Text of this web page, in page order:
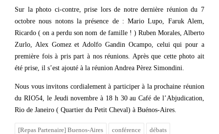
Sur la photo ci-contre, prise lors de notre dernière réunion du 7
octobre nous notons la présence de : Mario Lupo, Faruk Alem,
Ricardo ( on a perdu son nom de famille ! ) Ruben Morales, Alberto
Zurlo, Alex Gomez et Adolfo Gandin Ocampo, celui qui pour a
première fois à pris part à nos réunions. Après que cette photo ait
été prise, il s’est ajouté à la réunion Andrea Pèrez Simondini.
Nous vous invitons cordialement à participer à la prochaine réunion
du RIO54, le Jeudi novembre à 18 h 30 au Café de l’Abjudication,
Rio de Janeiro ( Quartier du Petit Cheval) à Buénos-Aires.
[Repas Partenaire] Buenos-Aires conférence débats